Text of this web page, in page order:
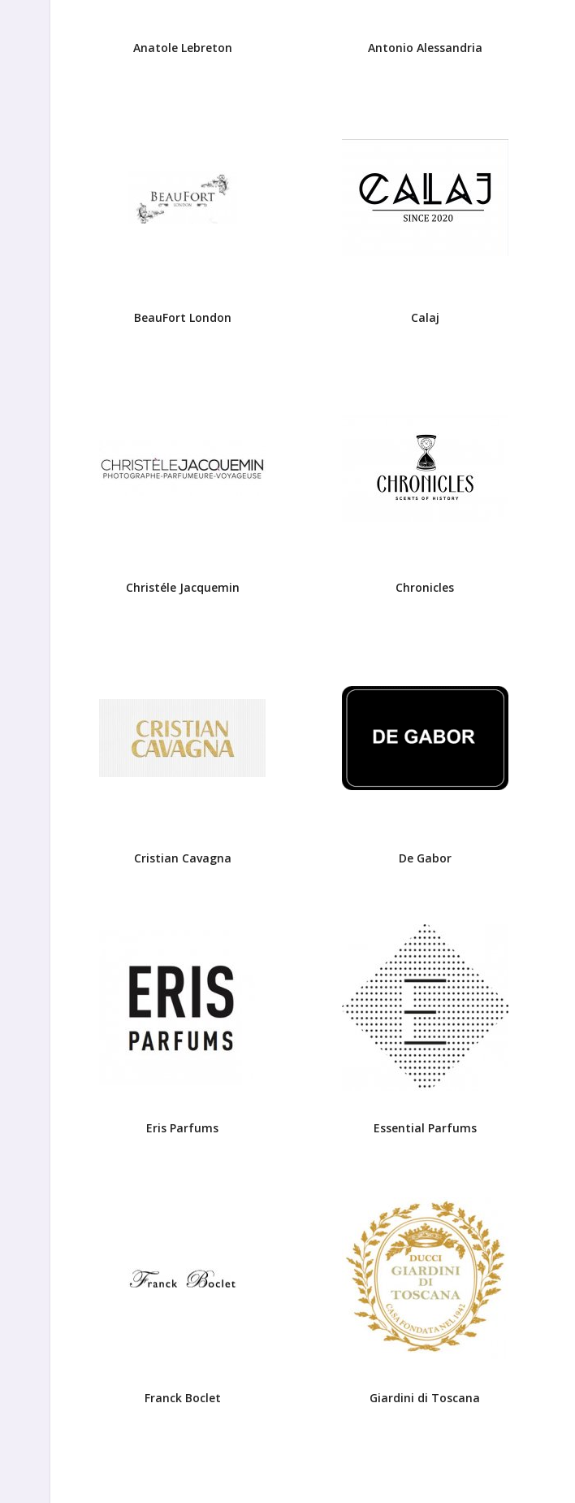
Anatole Lebreton Antonio Alessandria
BeauFort London Calaj
Christéle Jacquemin Chronicles
Cristian Cavagna De Gabor
Eris Parfums Essential Parfums
Franck Boclet Giardini di Toscana